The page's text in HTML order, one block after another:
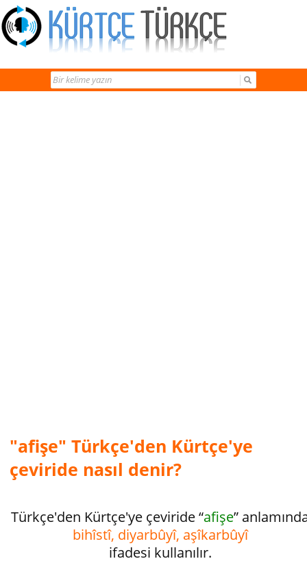
"afişe" Türkçe'den Kürtçe'ye
çeviride nasıl denir?
Türkçe'den Kürtçe'ye çeviride “afişe”
bihîstî, diyarbûyî, aşîkarbûyî
ifadesi kullanılır.